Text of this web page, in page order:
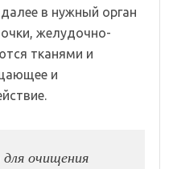
в нужный орган
желудочно-
тканями и
и
очищения